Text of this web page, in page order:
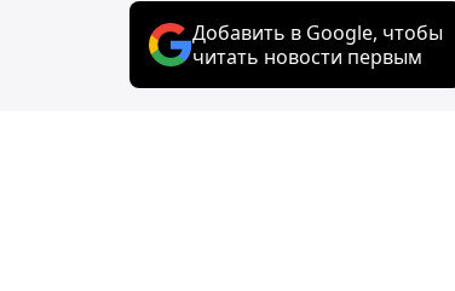
Добавить в Google, чтобы
читать новости первым